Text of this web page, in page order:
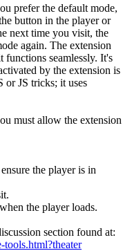
prefer the default mode,
button in the player or
next time you visit, the
again. The extension
seamlessly. It's
by the extension is
or JS tricks; it uses
must allow the extension
the player is in
the player loads.
section found at: